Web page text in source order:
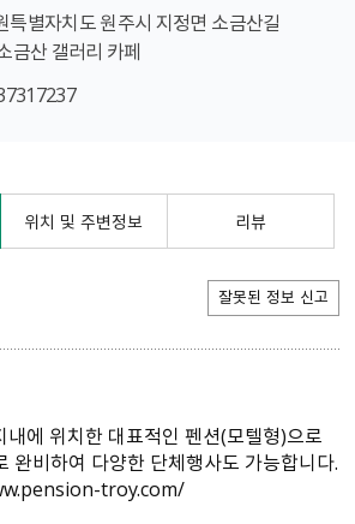
특별자치도 원주시 지정면 소금산길
금산 갤러리 카페
위치 및 주변정보 리뷰
잘못된 정보 신고
내에 위치한 대표적인 펜션(모텔형)으로
완비하여 다양한 단체행사도 가능합니다.
troy.com/